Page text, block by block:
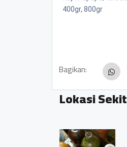
400gr, 800gr
Bagikan:
Lokasi